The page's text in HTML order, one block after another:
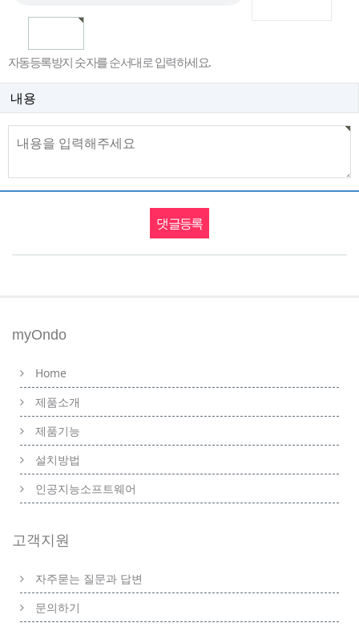
자동등록방지 숫자를 순서대로 입력하세요.
내용
myOndo
Home
제품소개
제품기능
설치방법
인공지능소프트웨어
고객지원
자주묻는 질문과 답변
문의하기